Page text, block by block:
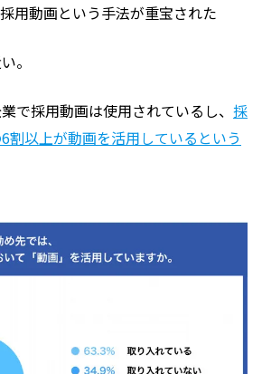
用動画という手法が重宝された
。
で採用動画は使用されているし、 採
割以上が動画を活用しているという